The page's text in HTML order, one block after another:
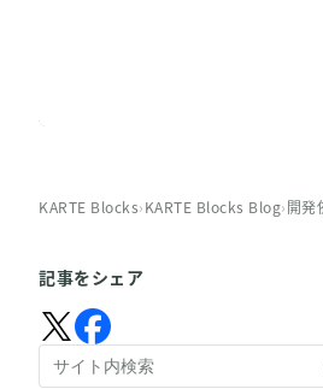
KARTE Blocks›KARTE Blocks Blog›開発
記事をシェア